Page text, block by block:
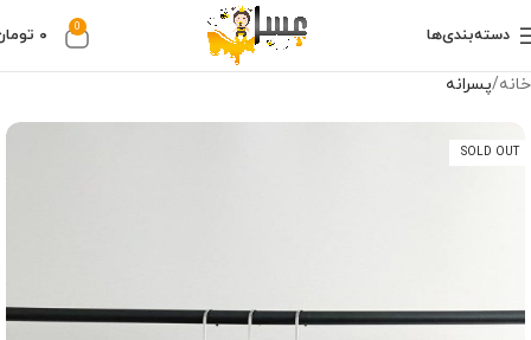
دسته‌بندی‌ها 0 ۰
خانه پسرانه
SOLD OUT